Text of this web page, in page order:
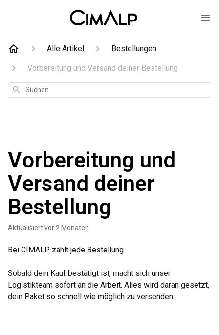
Alle Artikel Bestellungen
Vorbereitung und Versand deiner Bestellung
Suchen
Vorbereitung und
Versand deiner
Bestellung
Aktualisiertvor 2 Monaten
Bei CIMALP zählt jede Bestellung.
Sobald dein Kauf bestätigt ist, macht sich unser
Logistikteam sofort an die Arbeit. Alles wird daran gesetzt,
dein Paket so schnell wie möglich zu versenden.